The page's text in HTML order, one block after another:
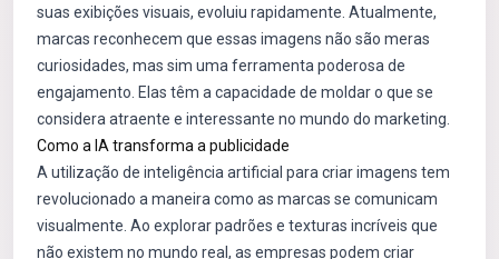
suas exibições visuais, evoluiu rapidamente. Atualmente,
marcas reconhecem que essas imagens não são meras
curiosidades, mas sim uma ferramenta poderosa de
engajamento. Elas têm a capacidade de moldar o que se
considera atraente e interessante no mundo do marketing.
Como a IA transforma a publicidade
A utilização de inteligência artificial para criar imagens tem
revolucionado a maneira como as marcas se comunicam
visualmente. Ao explorar padrões e texturas incríveis que
não existem no mundo real, as empresas podem criar